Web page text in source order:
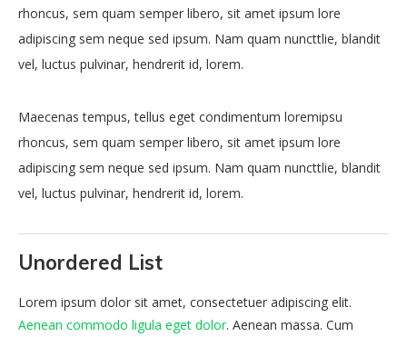
rhoncus, sem quam semper libero, sit amet ipsum lore
adipiscing sem neque sed ipsum. Nam quam nuncttlie, blandit
vel, luctus pulvinar, hendrerit id, lorem.
Maecenas tempus, tellus eget condimentum loremipsu
rhoncus, sem quam semper libero, sit amet ipsum lore
adipiscing sem neque sed ipsum. Nam quam nuncttlie, blandit
vel, luctus pulvinar, hendrerit id, lorem.
Unordered List
Lorem ipsum dolor sit amet, consectetuer adipiscing elit.
Aenean commodo ligula eget dolor. Aenean massa. Cum